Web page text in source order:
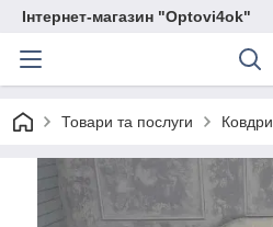
Інтернет-магазин "Optovi4ok"
Товари та послуги Ковдри